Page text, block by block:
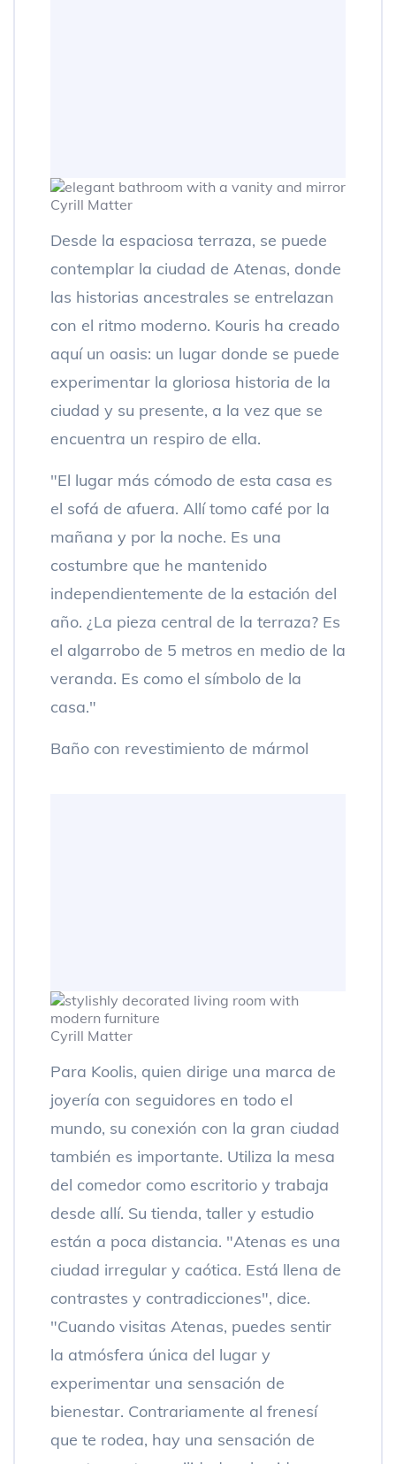
Cyrill Matter
Desde la espaciosa terraza, se puede
contemplar la ciudad de Atenas, donde
las historias ancestrales se entrelazan
con el ritmo moderno. Kouris ha creado
aquí un oasis: un lugar donde se puede
experimentar la gloriosa historia de la
ciudad y su presente, a la vez que se
encuentra un respiro de ella.
"El lugar más cómodo de esta casa es
el sofá de afuera. Allí tomo café por la
mañana y por la noche. Es una
costumbre que he mantenido
independientemente de la estación del
año. ¿La pieza central de la terraza? Es
el algarrobo de 5 metros en medio de la
veranda. Es como el símbolo de la
casa."
Baño con revestimiento de mármol
Cyrill Matter
Para Koolis, quien dirige una marca de
joyería con seguidores en todo el
mundo, su conexión con la gran ciudad
también es importante. Utiliza la mesa
del comedor como escritorio y trabaja
desde allí. Su tienda, taller y estudio
están a poca distancia. "Atenas es una
ciudad irregular y caótica. Está llena de
contrastes y contradicciones", dice.
"Cuando visitas Atenas, puedes sentir
la atmósfera única del lugar y
experimentar una sensación de
bienestar. Contrariamente al frenesí
que te rodea, hay una sensación de